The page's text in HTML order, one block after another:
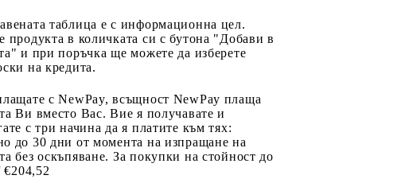
таблица е с информационна цел.
продукта в количката си с бутона "Добави в
и при поръчка ще можете да изберете
на кредита.
с NewPay, всъщност NewPay плаща
Ви вместо Вас. Вие я получавате и
с три начина да я платите към тях:
до 30 дни от момента на изпращане на
без оскъпяване. За покупки на стойност до
€204,52